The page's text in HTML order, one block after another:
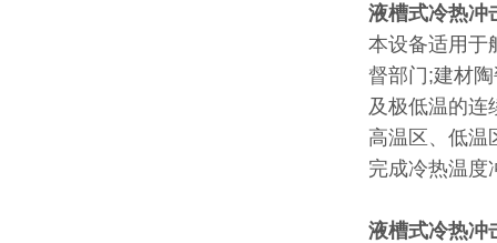
液槽式冷热冲
本设备适用于
督部门;建材
及极低温的连
高温区、低温
完成冷热温度
液槽式冷热冲